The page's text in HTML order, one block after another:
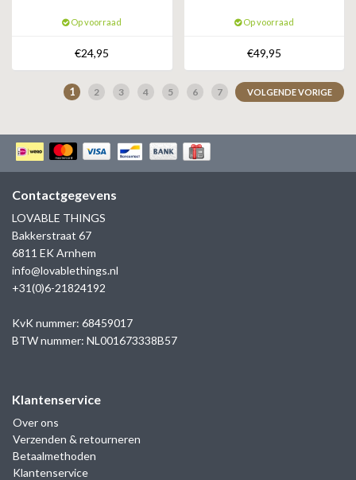
Op voorraad
€24,95
Op voorraad
€49,95
1 2 3 4 5 6 7 VOLGENDE VORIGE
Contactgegevens
LOVABLE THINGS
Bakkerstraat 67
6811 EK Arnhem
info@lovablethings.nl
+31(0)6-21824192
KvK nummer: 68459017
BTW nummer: NL001673338B57
Klantenservice
Over ons
Verzenden & retourneren
Betaalmethoden
Klantenservice